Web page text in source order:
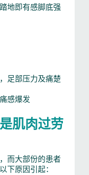
地即有感脚底强
足部压力及痛楚
感爆发
肌肉过劳
而大部份的患者
下原因引起：